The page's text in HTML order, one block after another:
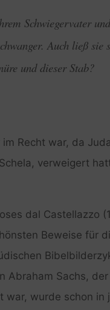
Schwiegervater
Auch ließ sie
und dieser Stab?
Recht war, da
verweigert
dal Castellazzo
Beweise für
Abraham Sachs,
wurde schon in